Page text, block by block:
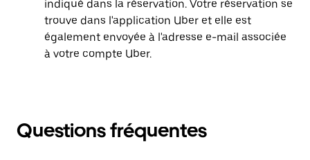
indiqué dans la réservation. Votre réservation se
trouve dans l'application Uber et elle est
également envoyée à l'adresse e-mail associée
à votre compte Uber.
Questions fréquentes